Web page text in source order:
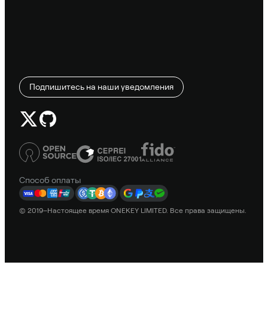
Подпишитесь на наши уведомления
Способ оплаты
© 2019–Настоящее время ONEKEY LIMITED. Все права защищены.